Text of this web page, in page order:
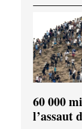
60 000
l’assaut